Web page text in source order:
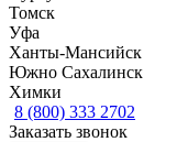
Томск
Уфа
Ханты-Мансийск
Южно Сахалинск
Химки
8 (800) 333 2702
Заказать звонок